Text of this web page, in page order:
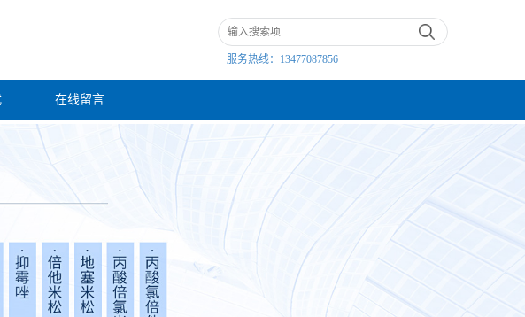
服务热线： 13477087856
在线留言